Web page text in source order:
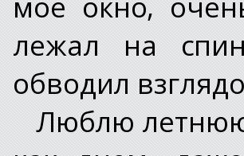
лежал на
обводил
Люблю летнюю